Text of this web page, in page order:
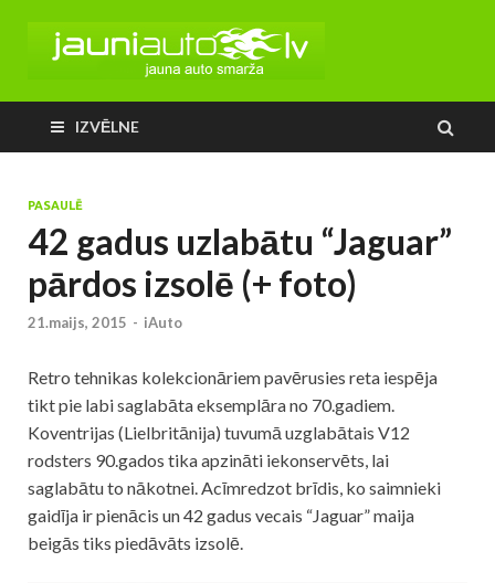
IZVĒLNE
PASAULĒ
42 gadus uzlabātu “Jaguar”
pārdos izsolē (+ foto)
21.maijs, 2015 - iAuto
Retro tehnikas kolekcionāriem pavērusies reta iespēja
tikt pie labi saglabāta eksemplāra no 70.gadiem.
Koventrijas (Lielbritānija) tuvumā uzglabātais V12
rodsters 90.gados tika apzināti iekonservēts, lai
saglabātu to nākotnei. Acīmredzot brīdis, ko saimnieki
gaidīja ir pienācis un 42 gadus vecais “Jaguar” maija
beigās tiks piedāvāts izsolē.